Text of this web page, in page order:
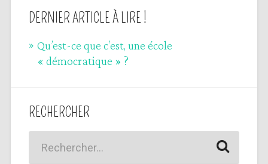
DERNIER ARTICLE À LIRE !
Qu’est-ce que c’est, une école
« démocratique » ?
RECHERCHER